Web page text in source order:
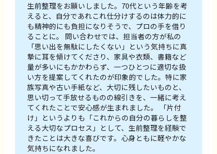
生前整理をお願いしました。70代という年齢を考
えると、自分であれこれ仕分けするのは体力的に
も精神的にも負担になりそうで、プロの手を借り
ることに。 問い合わせでは、担当者の方が私の
「思い出を無駄にしたくない」という気持ちに真
摯に耳を傾けてくださり、家具や衣類、書籍など
量が多いにもかかわらず、一つひとつに適切な扱
い方を提案してくれたのが印象的でした。特に家
族写真や古い手紙など、大切に残したいものと、
思い切って手放せるものの線引きを、一緒に考え
てくれたことで安心感が生まれました。 「片付
け」というよりも「これからの自分の暮らしを整
える大切なプロセス」として、生前整理を経験で
きたことは大きな喜びです。心身ともに軽やかな
気持ちになれました。